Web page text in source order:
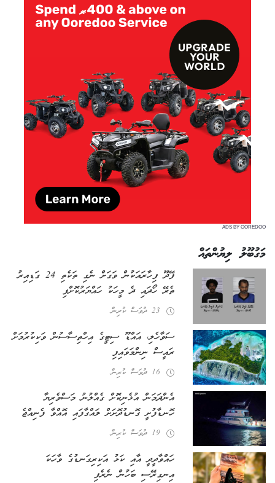
ADS BY OOREDOO
މަގުބޫލު ލިޔުންތައް
ފޭދޫ ފިހާރައަކުން ވަގަށް ނެގި ތަކެތި 24 ގަޑިއިރު
ތެރޭ ހޯދައި ދެ މީހަކު ހައްޔަރުކޮށްފި
23 ދުވަސް ކުރިން
ސަވާހެލި، އައްޑޫ ސިޓީގެ އިހްތިސާސުން ވަކިކުރުމަށް
ރައީސް ނިންމަވައިފި
16 ދުވަސް ކުރިން
އެންދަމަން އުޅެނިކޮށް ގެއްލުނު މަސްވެރިޔާ
ހޮނޑާފުށީ ގޮނޑުދޮށަށް ލައްގާފައި އޮއްވާ ފެނިއްޖެ
19 ދުވަސް ކުރިން
ހައްވާދީދީ އާއި ކަޅު އަކިރިގަނޑުގެ ވާހަކަ
އިނގިރޭސި ބަހުން ނެރެފި